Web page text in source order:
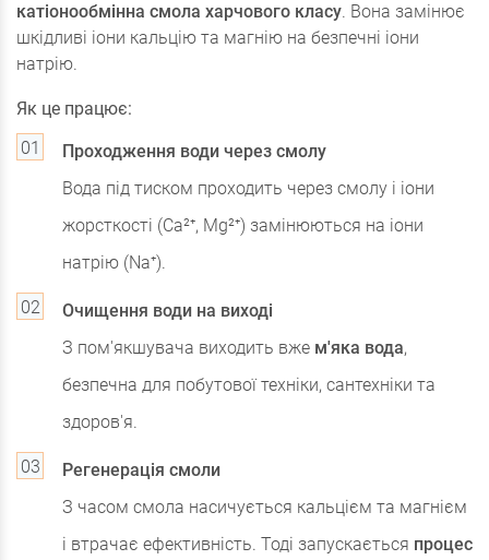
катіонообмінна смола харчового класу. Вона замінює
шкідливі іони кальцію та магнію на безпечні іони
натрію.
Як це працює:
Проходження води через смолу
Вода під тиском проходить через смолу і іони
жорсткості (Ca²⁺, Mg²⁺) замінюються на іони
натрію (Na⁺).
Очищення води на виході
З пом'якшувача виходить вже м'яка вода,
безпечна для побутової техніки, сантехніки та
здоров'я.
Регенерація смоли
З часом смола насичується кальцієм та магнієм
і втрачає ефективність. Тоді запускається процес